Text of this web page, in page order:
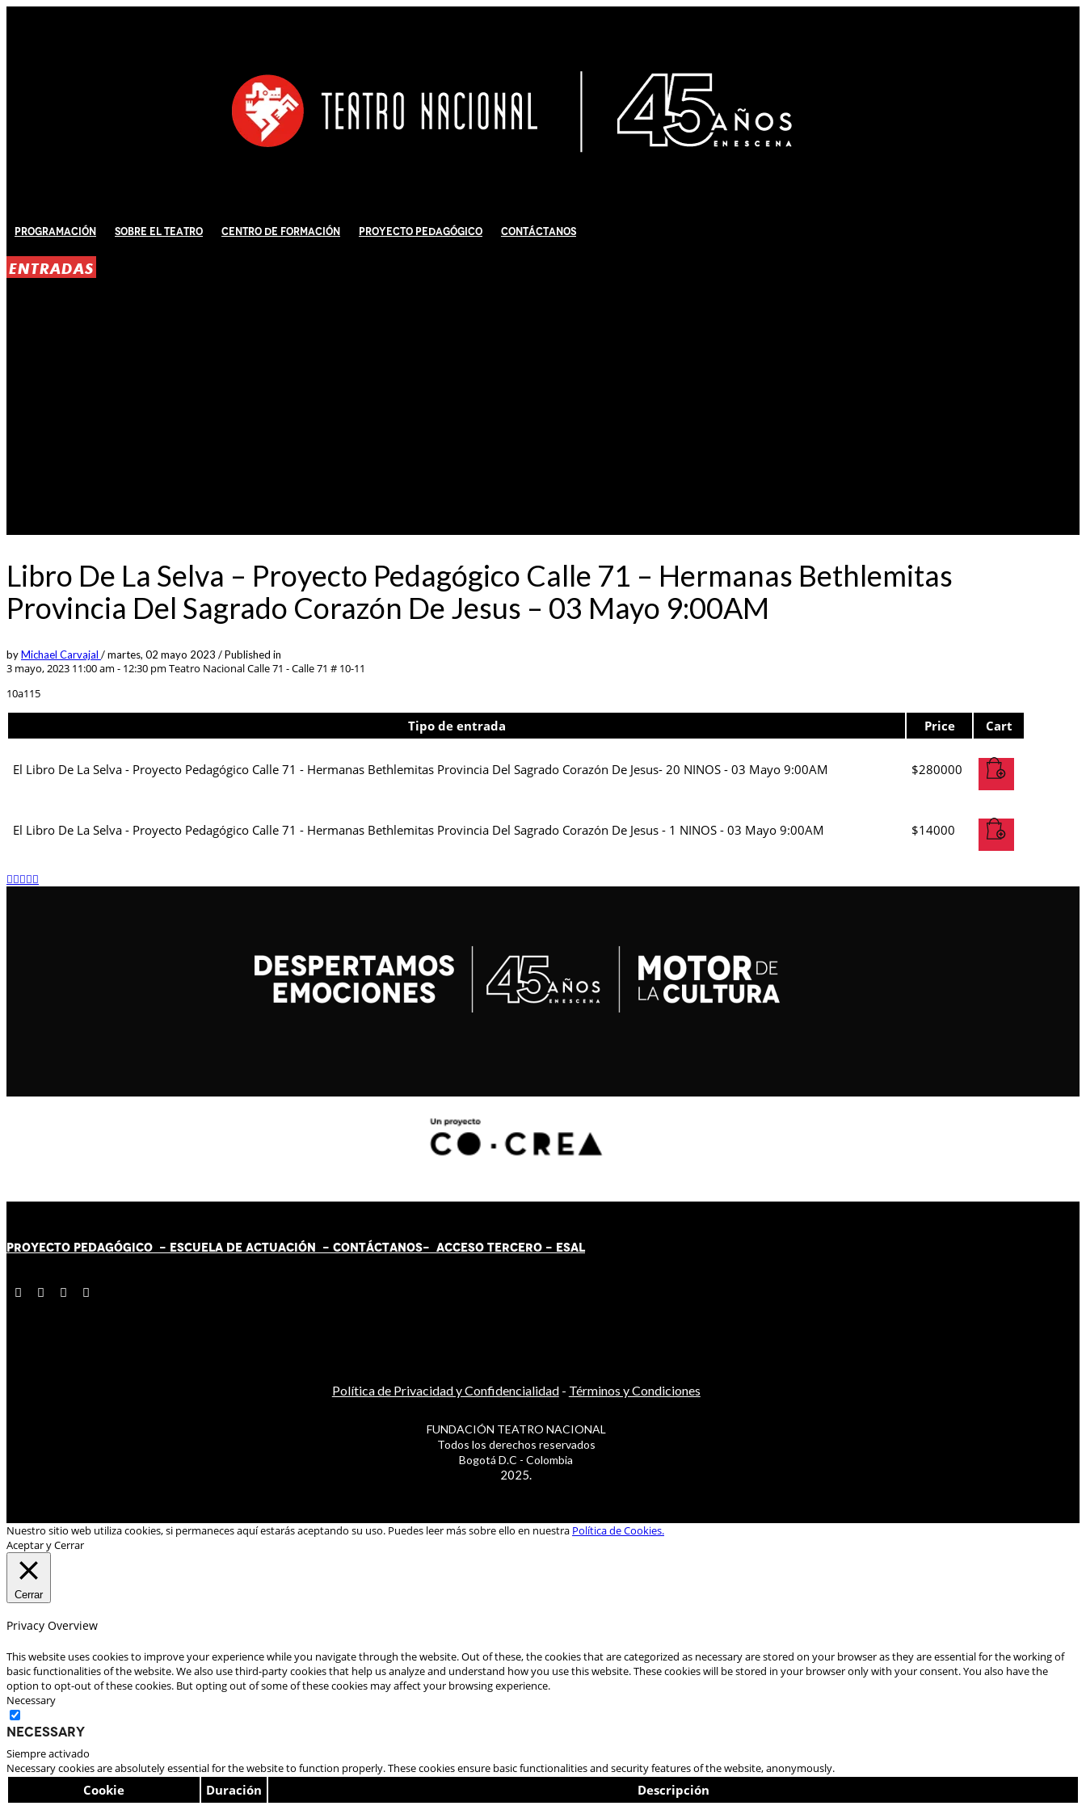
Programación Sobre El Teatro Centro de Formación Proyecto Pedagógico Contáctanos
ENTRADAS
Libro De La Selva – Proyecto Pedagógico Calle 71 – Hermanas Bethlemitas
Provincia Del Sagrado Corazón De Jesus – 03 Mayo 9:00AM
byMichael Carvajal /martes, 02 mayo 2023 /Published in
3 mayo, 2023 11:00 am - 12:30 pm Teatro Nacional Calle 71 - Calle 71 # 10-11
10a115
Tipo de entrada Price Cart
El Libro De La Selva - Proyecto Pedagógico Calle 71 - Hermanas Bethlemitas Provincia Del Sagrado Corazón De Jesus- 20 NINOS - 03 Mayo 9:00AM $280000
El Libro De La Selva - Proyecto Pedagógico Calle 71 - Hermanas Bethlemitas Provincia Del Sagrado Corazón De Jesus - 1 NINOS - 03 Mayo 9:00AM $14000
PROYECTO PEDAGÓGICO - ESCUELA DE ACTUACIÓN - CONTÁCTANOS- ACCESO TERCERO - ESAL
Política de Privacidad y Confidencialidad- Términos y Condiciones
FUNDACIÓN TEATRO NACIONAL
Todos los derechos reservados
Bogotá D.C - Colombia
2025.
Nuestro sitio web utiliza cookies, si permaneces aquí estarás aceptando su uso. Puedes leer más sobre ello en nuestra Política de Cookies.
Aceptar y Cerrar
Cerrar
Privacy Overview
This website uses cookies to improve your experience while you navigate through the website. Out of these, the cookies that are categorized as necessary are stored on your browser as they are essential for the working of
basic functionalities of the website. We also use third-party cookies that help us analyze and understand how you use this website. These cookies will be stored in your browser only with your consent. You also have the
option to opt-out of these cookies. But opting out of some of these cookies may affect your browsing experience.
Necessary
Necessary
Siempre activado
Necessary cookies are absolutely essential for the website to function properly. These cookies ensure basic functionalities and security features of the website, anonymously.
Cookie Duración
Descripción